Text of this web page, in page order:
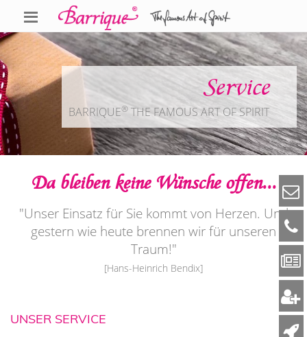
Service
BARRIQUE® THE FAMOUS ART OF SPIRIT
Da bleiben keine Wünsche offen...
"Unser Einsatz für Sie kommt von Herzen. Und
gestern wie heute brennen wir für unseren
Traum!"
[Hans-Heinrich Bendix]
UNSER SERVICE